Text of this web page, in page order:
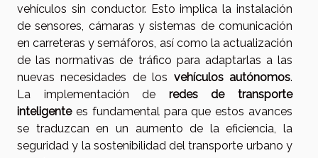
vehículos sin conductor. Esto implica la instalación
de sensores, cámaras y sistemas de comunicación
en carreteras y semáforos, así como la actualización
de las normativas de tráfico para adaptarlas a las
nuevas necesidades de los vehículos autónomos.
La implementación de redes de transporte
inteligentees fundamental para que estos avances
se traduzcan en un aumento de la eficiencia, la
seguridad y la sostenibilidad del transporte urbano y